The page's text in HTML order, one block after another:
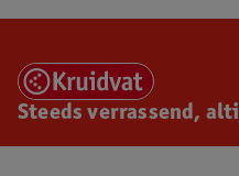
Steeds verrassend,